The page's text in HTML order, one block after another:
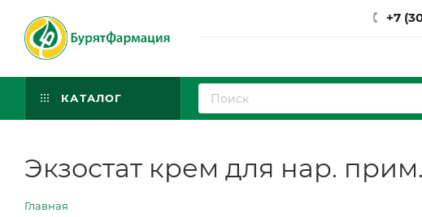
+7
КАТАЛОГ
Экзостат крем для нар. прим.
Главная